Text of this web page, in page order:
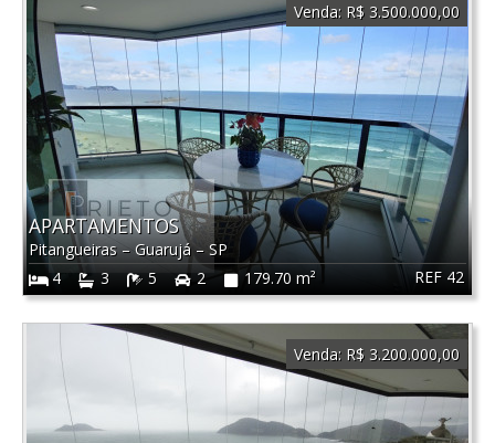
REF 42
APARTAMENTOS
Pitangueiras–Guarujá – SP
4
3 5 2 179.70 m²
Venda: R$ 3.500.000,00
Venda: R$ 3.200.000,00